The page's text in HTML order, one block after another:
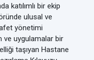
katılımlı bir ekip
ulusal ve
yönetimi
ve uygulamalar bir
taşıyan Hastane